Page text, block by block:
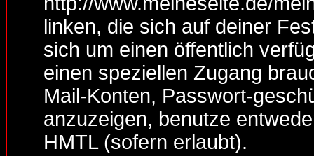
linken, die sich auf deiner
sich um einen öffentlich
einen speziellen Zugang
Mail-Konten, Passwort-
anzuzeigen, benutze
HMTL (sofern erlaubt).